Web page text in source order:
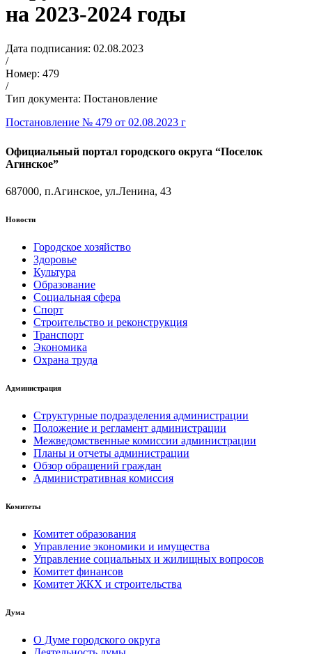
на 2023-2024 годы
Дата подписания: 02.08.2023
/
Номер: 479
/
Тип документа: Постановление
Постановление № 479 от 02.08.2023 г
Официальный портал городского округа “Поселок
Агинское”
687000, п.Агинское, ул.Ленина, 43
Новости
Городское хозяйство
Здоровье
Культура
Образование
Социальная сфера
Спорт
Строительство и реконструкция
Транспорт
Экономика
Охрана труда
Администрация
Структурные подразделения администрации
Положение и регламент администрации
Межведомственные комиссии администрации
Планы и отчеты администрации
Обзор обращений граждан
Административная комиссия
Комитеты
Комитет образования
Управление экономики и имущества
Управление социальных и жилищных вопросов
Комитет финансов
Комитет ЖКХ и строительства
Дума
О Думе городского округа